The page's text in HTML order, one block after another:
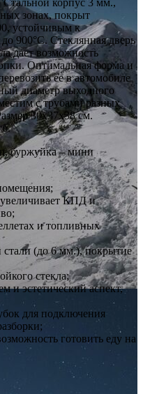
зонах, покрыт
устойчивым к
900°C. Стеклянная дверь
дает возможность
Оптимальная форма и
ее в автомобиле
диаметр выходного
с трубами разных
30х37х38 см.
буржуйка – мини
увеличивает КПД и
и топливных
стали (до 6 мм.), покрытие
стекла;
и эстетический аспект,
для подключения
готовить еду на